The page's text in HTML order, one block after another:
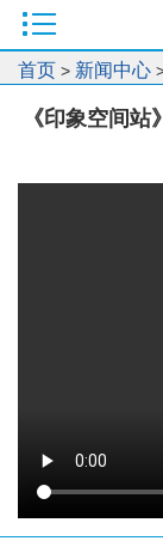
首页 > 新闻中心
《印象空间